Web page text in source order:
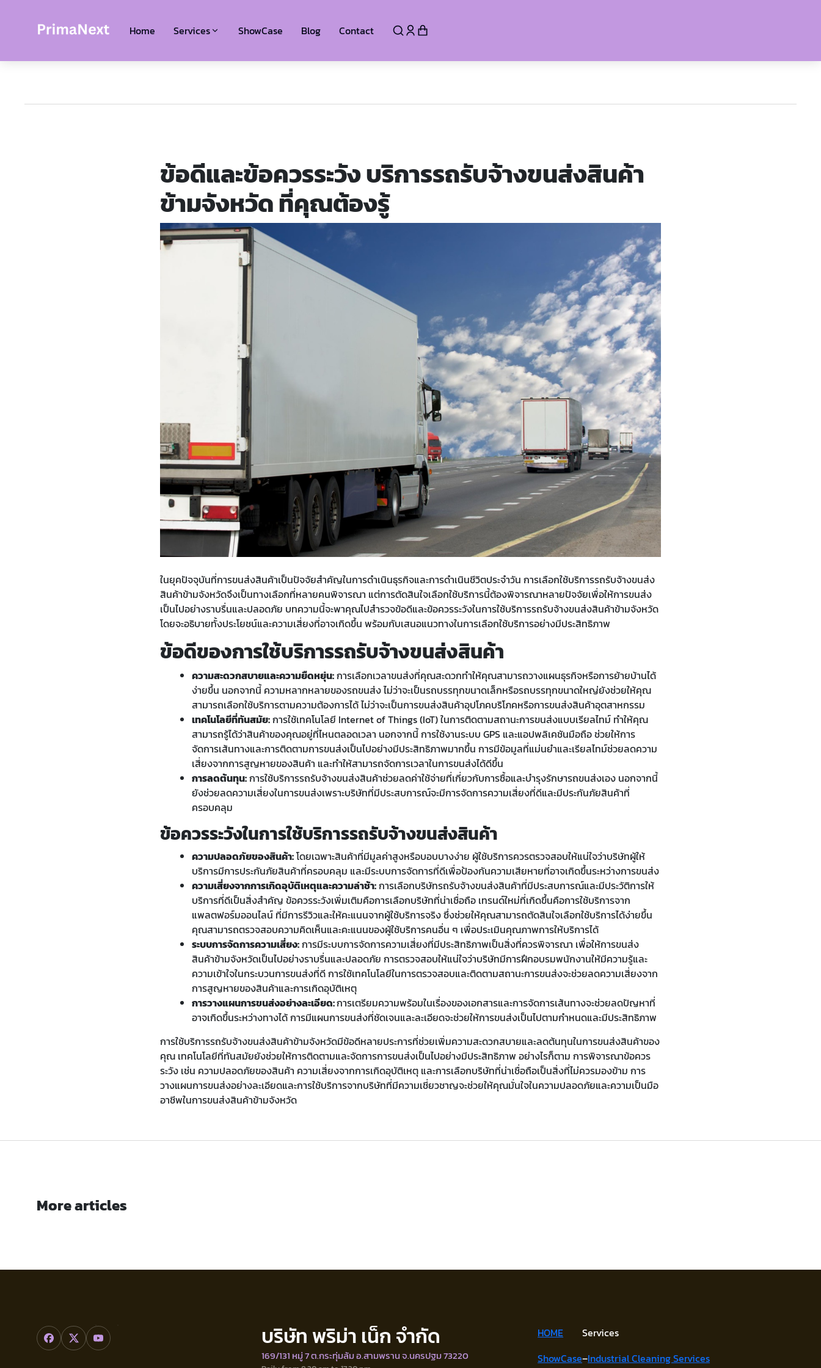
Home Services ShowCase Blog Contact
ข้อดีและข้อควรระวัง บริการรถรับจ้างขนส่งสินค้า
ข้ามจังหวัด ที่คุณต้องรู้
ในยุคปัจจุบันที่การขนส่งสินค้าเป็นปัจจัยสำคัญในการดำเนินธุรกิจและการดำเนินชีวิตประจำวัน การเลือกใช้บริการรถรับจ้างขนส่ง
สินค้าข้ามจังหวัดจึงเป็นทางเลือกที่หลายคนพิจารณา แต่การตัดสินใจเลือกใช้บริการนี้ต้องพิจารณาหลายปัจจัยเพื่อให้การขนส่ง
เป็นไปอย่างราบรื่นและปลอดภัย บทความนี้จะพาคุณไปสำรวจข้อดีและข้อควรระวังในการใช้บริการรถรับจ้างขนส่งสินค้าข้ามจังหวัด
โดยจะอธิบายทั้งประโยชน์และความเสี่ยงที่อาจเกิดขึ้น พร้อมกับเสนอแนวทางในการเลือกใช้บริการอย่างมีประสิทธิภาพ
ข้อดีของการใช้บริการรถรับจ้างขนส่งสินค้า
ความสะดวกสบายและความยืดหยุ่น:การเลือกเวลาขนส่งที่คุณสะดวกทำให้คุณสามารถวางแผนธุรกิจหรือการย้ายบ้านได้
ง่ายขึ้น นอกจากนี้ ความหลากหลายของรถขนส่ง ไม่ว่าจะเป็นรถบรรทุกขนาดเล็กหรือรถบรรทุกขนาดใหญ่ยังช่วยให้คุณ
สามารถเลือกใช้บริการตามความต้องการได้ ไม่ว่าจะเป็นการขนส่งสินค้าอุปโภคบริโภคหรือการขนส่งสินค้าอุตสาหกรรม
เทคโนโลยีที่ทันสมัย:การใช้เทคโนโลยี Internet of Things (IoT) ในการติดตามสถานะการขนส่งแบบเรียลไทม์ ทำให้คุณ
สามารถรู้ได้ว่าสินค้าของคุณอยู่ที่ไหนตลอดเวลา นอกจากนี้ การใช้งานระบบ GPS และแอปพลิเคชันมือถือ ช่วยให้การ
จัดการเส้นทางและการติดตามการขนส่งเป็นไปอย่างมีประสิทธิภาพมากขึ้น การมีข้อมูลที่แม่นยำและเรียลไทม์ช่วยลดความ
เสี่ยงจากการสูญหายของสินค้า และทำให้สามารถจัดการเวลาในการขนส่งได้ดีขึ้น
การลดต้นทุน:การใช้บริการรถรับจ้างขนส่งสินค้าช่วยลดค่าใช้จ่ายที่เกี่ยวกับการซื้อและบำรุงรักษารถขนส่งเอง นอกจากนี้
ยังช่วยลดความเสี่ยงในการขนส่งเพราะบริษัทที่มีประสบการณ์จะมีการจัดการความเสี่ยงที่ดีและมีประกันภัยสินค้าที่
ครอบคลุม
ข้อควรระวังในการใช้บริการรถรับจ้างขนส่งสินค้า
ความปลอดภัยของสินค้า:โดยเฉพาะสินค้าที่มีมูลค่าสูงหรือบอบบางง่าย ผู้ใช้บริการควรตรวจสอบให้แน่ใจว่าบริษัทผู้ให้
บริการมีการประกันภัยสินค้าที่ครอบคลุม และมีระบบการจัดการที่ดีเพื่อป้องกันความเสียหายที่อาจเกิดขึ้นระหว่างการขนส่ง
ความเสี่ยงจากการเกิดอุบัติเหตุและความล่าช้า:การเลือกบริษัทรถรับจ้างขนส่งสินค้าที่มีประสบการณ์และมีประวัติการให้
บริการที่ดีเป็นสิ่งสำคัญ ข้อควรระวังเพิ่มเติมคือการเลือกบริษัทที่น่าเชื่อถือ เทรนด์ใหม่ที่เกิดขึ้นคือการใช้บริการจาก
แพลตฟอร์มออนไลน์ ที่มีการรีวิวและให้คะแนนจากผู้ใช้บริการจริง ซึ่งช่วยให้คุณสามารถตัดสินใจเลือกใช้บริการได้ง่ายขึ้น
คุณสามารถตรวจสอบความคิดเห็นและคะแนนของผู้ใช้บริการคนอื่น ๆ เพื่อประเมินคุณภาพการให้บริการได้
ระบบการจัดการความเสี่ยง:การมีระบบการจัดการความเสี่ยงที่มีประสิทธิภาพเป็นสิ่งที่ควรพิจารณา เพื่อให้การขนส่ง
สินค้าข้ามจังหวัดเป็นไปอย่างราบรื่นและปลอดภัย การตรวจสอบให้แน่ใจว่าบริษัทมีการฝึกอบรมพนักงานให้มีความรู้และ
ความเข้าใจในกระบวนการขนส่งที่ดี การใช้เทคโนโลยีในการตรวจสอบและติดตามสถานะการขนส่งจะช่วยลดความเสี่ยงจาก
การสูญหายของสินค้าและการเกิดอุบัติเหตุ
การวางแผนการขนส่งอย่างละเอียด:การเตรียมความพร้อมในเรื่องของเอกสารและการจัดการเส้นทางจะช่วยลดปัญหาที่
อาจเกิดขึ้นระหว่างทางได้ การมีแผนการขนส่งที่ชัดเจนและละเอียดจะช่วยให้การขนส่งเป็นไปตามกำหนดและมีประสิทธิภาพ
การใช้บริการรถรับจ้างขนส่งสินค้าข้ามจังหวัดมีข้อดีหลายประการที่ช่วยเพิ่มความสะดวกสบายและลดต้นทุนในการขนส่งสินค้าของ
คุณ เทคโนโลยีที่ทันสมัยยังช่วยให้การติดตามและจัดการการขนส่งเป็นไปอย่างมีประสิทธิภาพ อย่างไรก็ตาม การพิจารณาข้อควร
ระวัง เช่น ความปลอดภัยของสินค้า ความเสี่ยงจากการเกิดอุบัติเหตุ และการเลือกบริษัทที่น่าเชื่อถือเป็นสิ่งที่ไม่ควรมองข้าม การ
วางแผนการขนส่งอย่างละเอียดและการใช้บริการจากบริษัทที่มีความเชี่ยวชาญจะช่วยให้คุณมั่นใจในความปลอดภัยและความเป็นมือ
อาชีพในการขนส่งสินค้าข้ามจังหวัด
More articles
บริษัท พริม่า เน็ก จำกัด
169/131 หมู่ 7 ต.กระทุ่มล้ม อ.สามพราน จ.นครปฐม 73220
HOME
ShowCase
Services
–Industrial Cleaning Services